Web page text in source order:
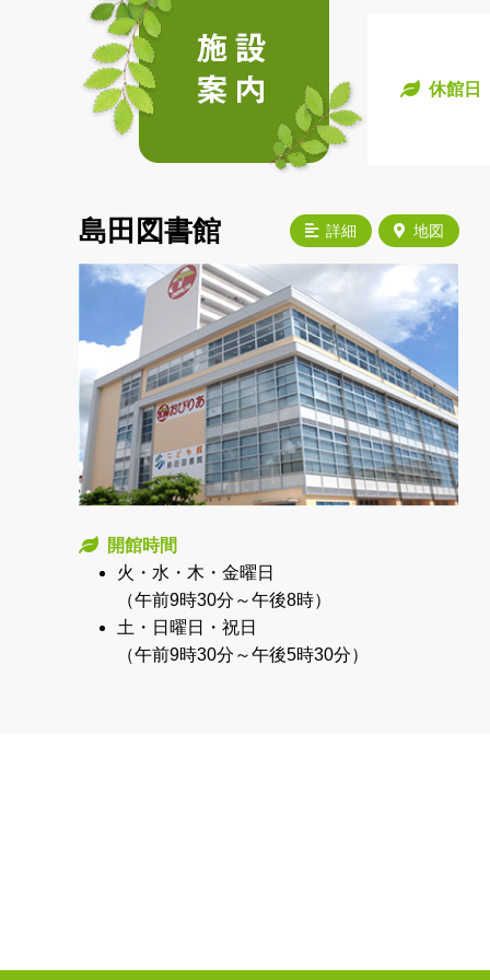
休館日
詳細 地図
島田図書館
開館時間
火・水・木・金曜日
（午前9時30分～午後8時）
土・日曜日・祝日
（午前9時30分～午後5時30分）